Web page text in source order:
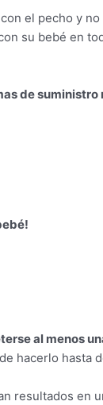
el pecho y
su bebé en
de
al menos
hacerlo hasta
resultados en